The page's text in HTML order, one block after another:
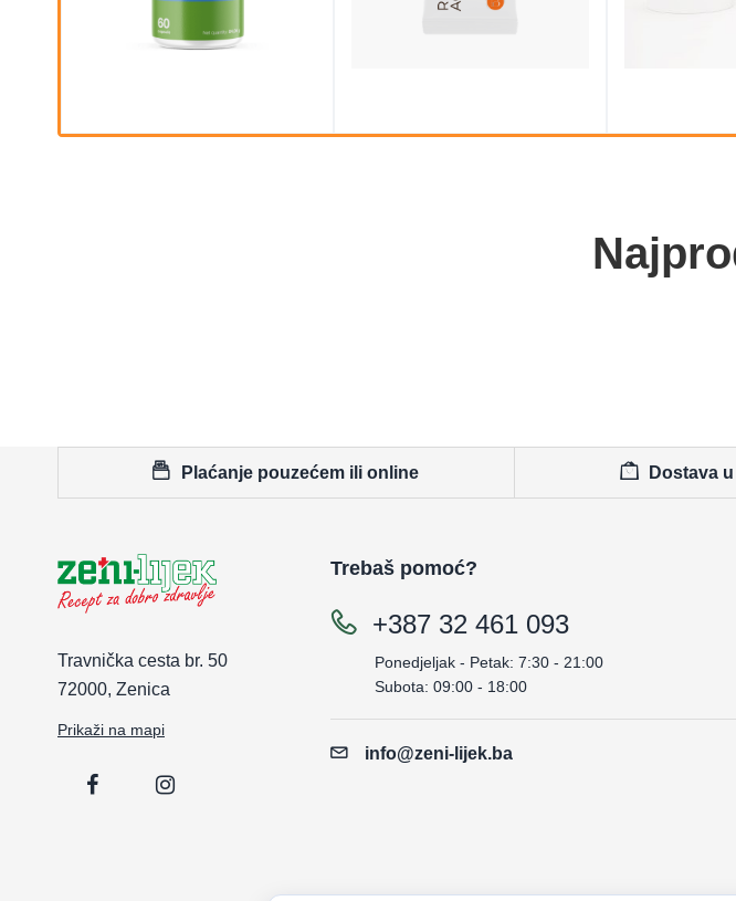
Plaćanje pouzećem ili online Dostava
Travnička cesta br. 50
72000, Zenica
Prikaži na mapi
Trebaš pomoć?
+387 32 461 093
Ponedjeljak - Petak: 7:30 - 21:00
Subota: 09:00 - 18:00
info@zeni-lijek.ba